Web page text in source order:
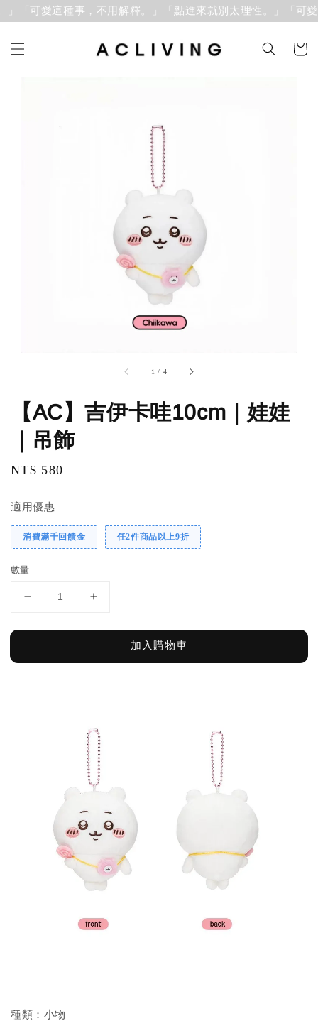
「可愛這種事，不用解釋。」 「點進來就別太理性。」「可
1 / 4
【AC】吉伊卡哇10cm｜娃娃
｜吊飾
Regular
NT$ 580
適用優惠
消費滿千回饋金 任2件商品以上9折
數量
加入購物車
種類：小物